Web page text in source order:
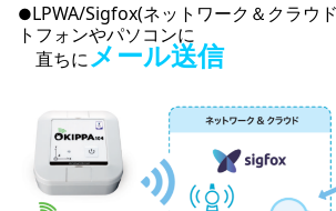
●LPWA/Sigfox(ネットワーク＆クラウ
トフォンやパソコンに
直ちにメール送信